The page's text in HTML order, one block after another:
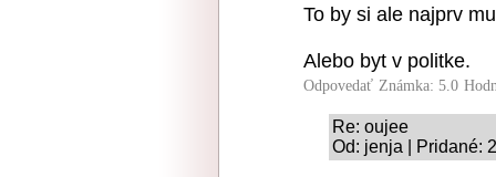
To by si ale najprv
Alebo byt v politke.
Odpovedať Známka: 5.0
Re: oujee
Od: jenja | Pridané: